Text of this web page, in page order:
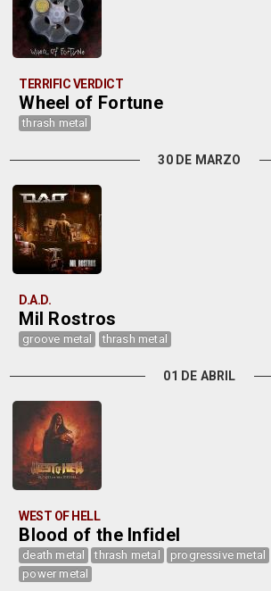
TERRIFIC VERDICT
Wheel of Fortune
thrash metal
30 DE MARZO
D.A.D.
Mil Rostros
groove metal thrash metal
01 DE ABRIL
WEST OF HELL
Blood of the Infidel
death metal thrash metal
progressive metal
power metal